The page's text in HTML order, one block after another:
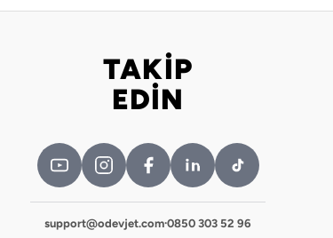
Bizi takip edin
TAKİP
EDİN
support@odevjet.com·0850 303 52 96